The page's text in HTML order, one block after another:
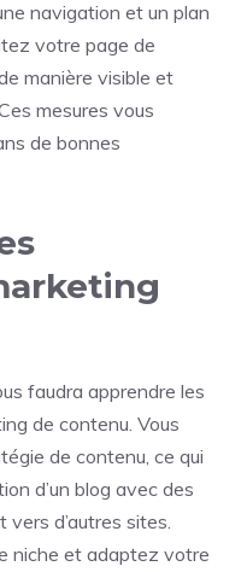
navigation et un plan
votre page de
manière visible et
mesures vous
de bonnes
faudra apprendre les
de contenu. Vous
de contenu, ce qui
d’un blog avec des
d’autres sites.
niche et adaptez votre